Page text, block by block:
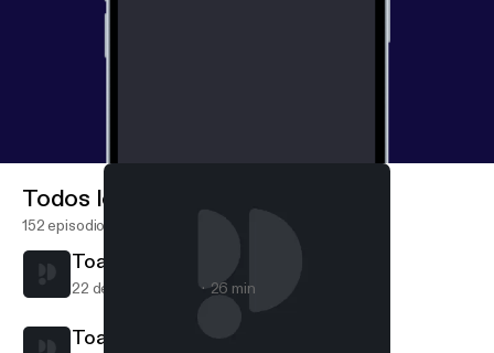
Todos los episodios
152 episodios
Toast With Carrie - Mike Ratcliffe
22 de oct de 2020 26 min
Toast With Carrie - Den Human